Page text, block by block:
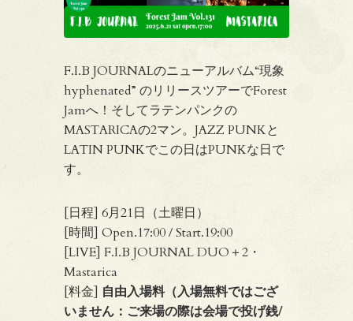
F.I.B JOURNALのニューアルバム“現象
hyphenated” のリリースツアーでForest
Jamへ！そしてラテンパンクの
MASTARICAの2マン。JAZZ PUNKと
LATIN PUNKでこの日はPUNKな日で
す。
[日程] 6月21日（土曜日）
[時間] Open.17:00 / Start.19:00
[LIVE] F.I.B JOURNAL DUO＋2・
Mastarica
[料金] 自由入場料（入場無料ではござ
いません：ご来場の際は会場で投げ銭/